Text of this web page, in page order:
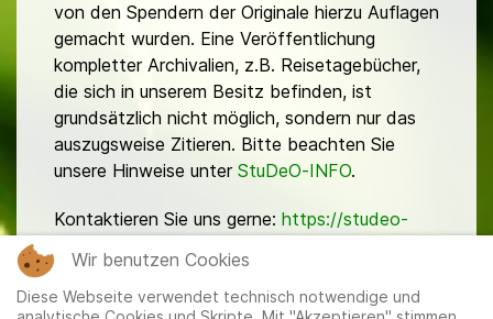
von den Spendern der Originale hierzu Auflagen
gemacht wurden. Eine Veröffentlichung
kompletter Archivalien, z.B. Reisetagebücher,
die sich in unserem Besitz befinden, ist
grundsätzlich nicht möglich, sondern nur das
auszugsweise Zitieren. Bitte beachten Sie
unsere Hinweise unter StuDeO-INFO.
Kontaktieren Sie uns gerne: https://studeo-
Wir benutzen Cookies
Diese Webseite verwendet technisch notwendige und